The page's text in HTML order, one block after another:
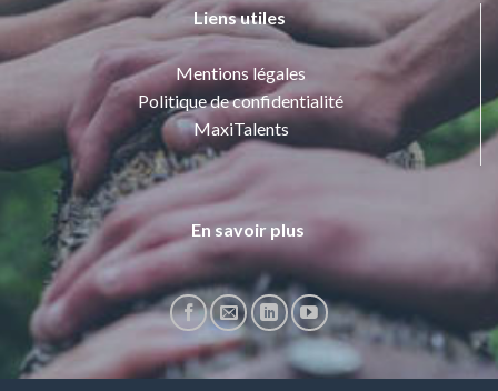
Liens utiles
Mentions légales
Politique de confidentialité
MaxiTalents
En savoir plus